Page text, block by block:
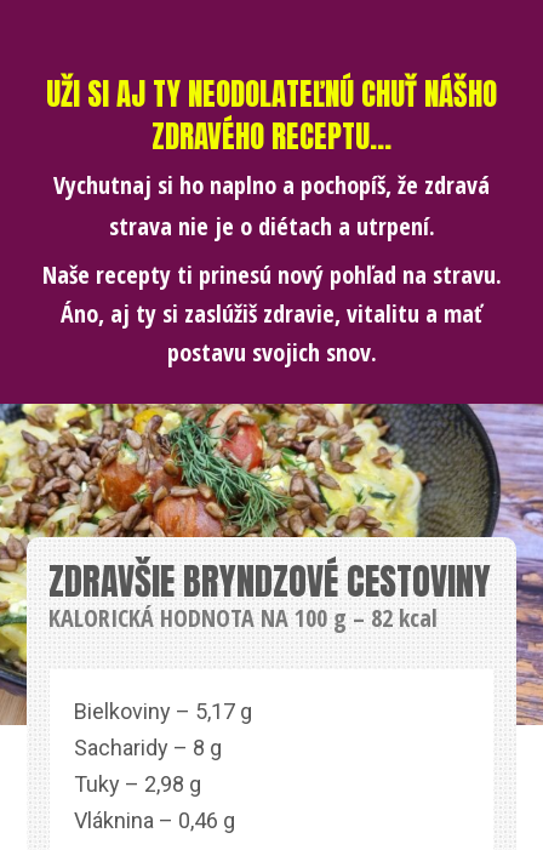
UŽI SI AJ TY NEODOLATEĽNÚ CHUŤ NÁŠHO
ZDRAVÉHO RECEPTU...
Vychutnaj si ho naplno a pochopíš, že zdravá
strava nie je o diétach a utrpení.
Naše recepty ti prinesú nový pohľad na stravu.
Áno, aj ty si zaslúžiš zdravie, vitalitu a mať
postavu svojich snov.
ZDRAVŠIE BRYNDZOVÉ CESTOVINY
KALORICKÁ HODNOTA NA 100 g – 82 kcal
Bielkoviny – 5,17 g
Sacharidy – 8 g
Tuky – 2,98 g
Vláknina – 0,46 g